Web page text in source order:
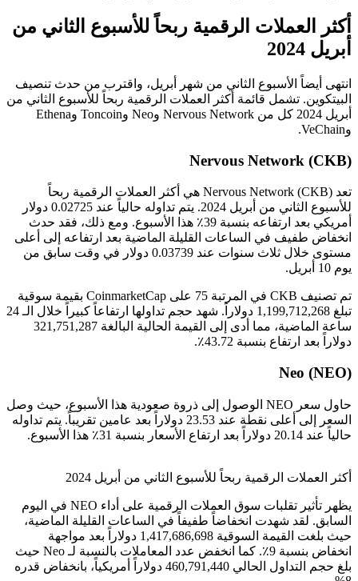
أكثر العملات الرقمية ربحاً للأسبوع الثاني من
أبريل 2024
انتهى أيضاً الأسبوع الثاني من شهر أبريل، واقترب من حدث تنصيف
البيتكوين. تشمل قائمة أكثر العملات الرقمية ربحاً للأسبوع الثاني من
أبريل 2024 كل من Nervous Network وNeo وToncoin وEthena
وVeChain.
Nervous Network (CKB)
تعد Nervous Network (CKB) هي أكثر العملات الرقمية ربحاً
للأسبوع الثاني من أبريل 2024. يتم تداوله حالياً عند 0.02725 دولار
أمريكي بعد ارتفاعه بنسبة 39٪ هذا الأسبوع. ومع ذلك، فقد حدث
انخفاض طفيف في الساعات القليلة الماضية بعد ارتفاعه إلى أعلى
مستوى خلال ثلاث سنوات عند 0.03739 دولار في وقت سابق من
يوم 10 أبريل.
تم تصنيف CKB في المرتبة 75 على CoinmarketCap بقيمة سوقية
تبلغ 1,199,712,268 دولاراً. شهد حجم تداولها ارتفاعاً كبيراً خلال الـ 24
ساعة الماضية، مما أدى إلى القيمة الحالية البالغة 321,751,287
دولاراً بعد ارتفاع بنسبة 43.72٪.
Neo (NEO)
حاول سعر NEO الوصول إلى ذروة صعودية هذا الأسبوع، حيث وصل
السعر إلى أعلى نقطة عند 23.53 دولاراً بعد عامين تقريباً. يتم تداوله
حالياً عند 20.14 دولاراً بعد ارتفاع الأسعار بنسبة 31٪ هذا الأسبوع.
أكثر العملات الرقمية ربحاً للأسبوع الثاني من أبريل 2024
يظهر تأثير تقلبات سوق العملات الرقمية على أداء NEO في اليوم
السابق. لقد شهدت انخفاضاً طفيفاً في الساعات القليلة الماضية،
حيث بلغت القيمة السوقية 1,417,686,698 دولاراً بعد مواجهة
انخفاض بنسبة 9٪. كما انخفض عدد المعاملات بالنسبة لـ Neo حيث
بلغ حجم التداول الحالي 460,791,440 دولاراً أمريكياً، بانخفاض قدره